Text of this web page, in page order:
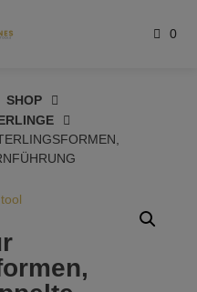
0
SHOP